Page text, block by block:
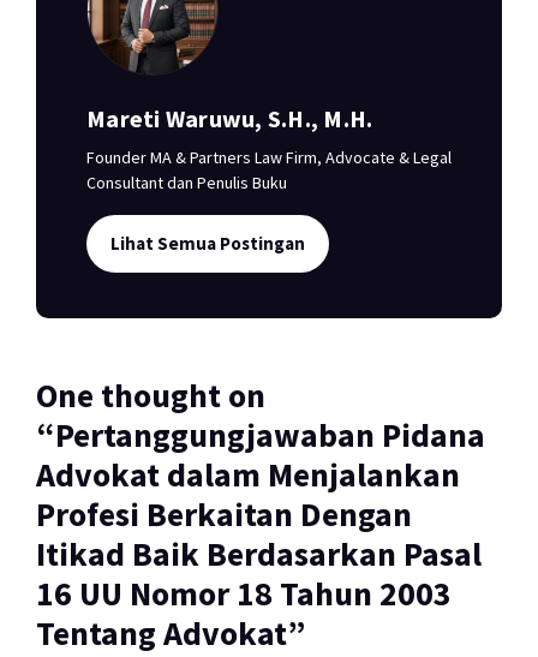
Mareti Waruwu, S.H., M.H.
Founder MA & Partners Law Firm, Advocate & Legal
Consultant dan Penulis Buku
Lihat Semua Postingan
One thought on
“Pertanggungjawaban Pidana
Advokat dalam Menjalankan
Profesi Berkaitan Dengan
Itikad Baik Berdasarkan Pasal
16 UU Nomor 18 Tahun 2003
Tentang Advokat”